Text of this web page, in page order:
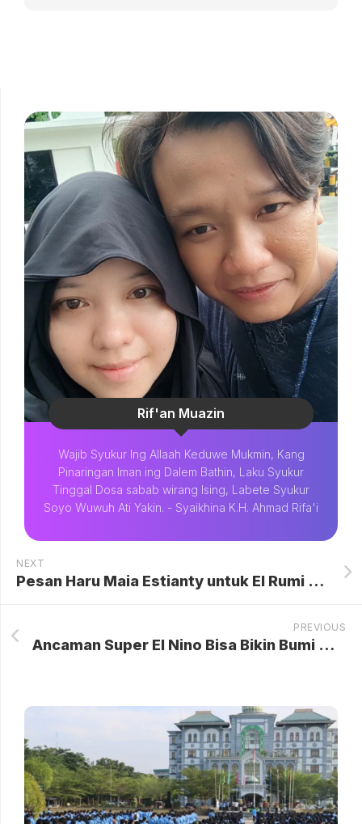
Rif'an Muazin
Wajib Syukur Ing Allaah Keduwe Mukmin, Kang
Pinaringan Iman ing Dalem Bathin, Laku Syukur
Tinggal Dosa sabab wirang Ising, Labete Syukur
Soyo Wuwuh Ati Yakin. - Syaikhina K.H. Ahmad Rifa'i
NEXT
Pesan Haru Maia Estianty untuk El Rumi dan Syifa Hadju: Cinta Kami Selalu Menemanimu di Setiap Langkah Kehidupan Baru
PREVIOUS
Ancaman Super El Nino Bisa Bikin Bumi Makin Mendidih